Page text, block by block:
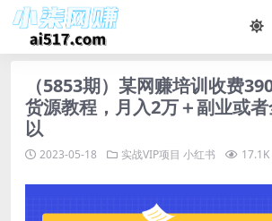
（5853期）某网赚培训收费
货源教程，月入2万＋副业或
以
2023-05-18 实战VIP项目 小红书 17.1K